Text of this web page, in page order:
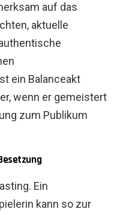
auf das
aktuelle
ein Balanceakt
wenn er gemeistert
zum Publikum
Ein
kann so zur